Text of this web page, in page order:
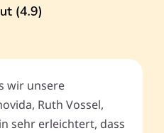
wir unsere
Ruth Vossel,
sehr erleichtert, dass